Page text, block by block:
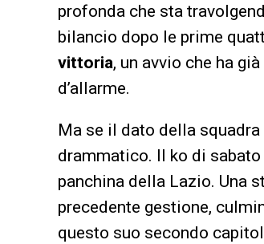
profonda che sta
bilancio dopo le prime
vittoria, un avvio che ha
d’allarme.
Ma se il dato della
drammatico. Il ko di
panchina della Lazio. Una
precedente gestione,
questo suo secondo